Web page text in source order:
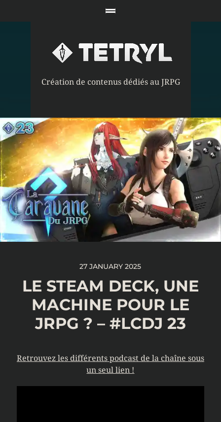
Création de contenus dédiés au JRPG
27 JANUARY 2025
LE STEAM DECK, UNE
MACHINE POUR LE
JRPG ? – #LCDJ 23
Retrouvez les différents podcast de la chaîne sous
un seul lien !